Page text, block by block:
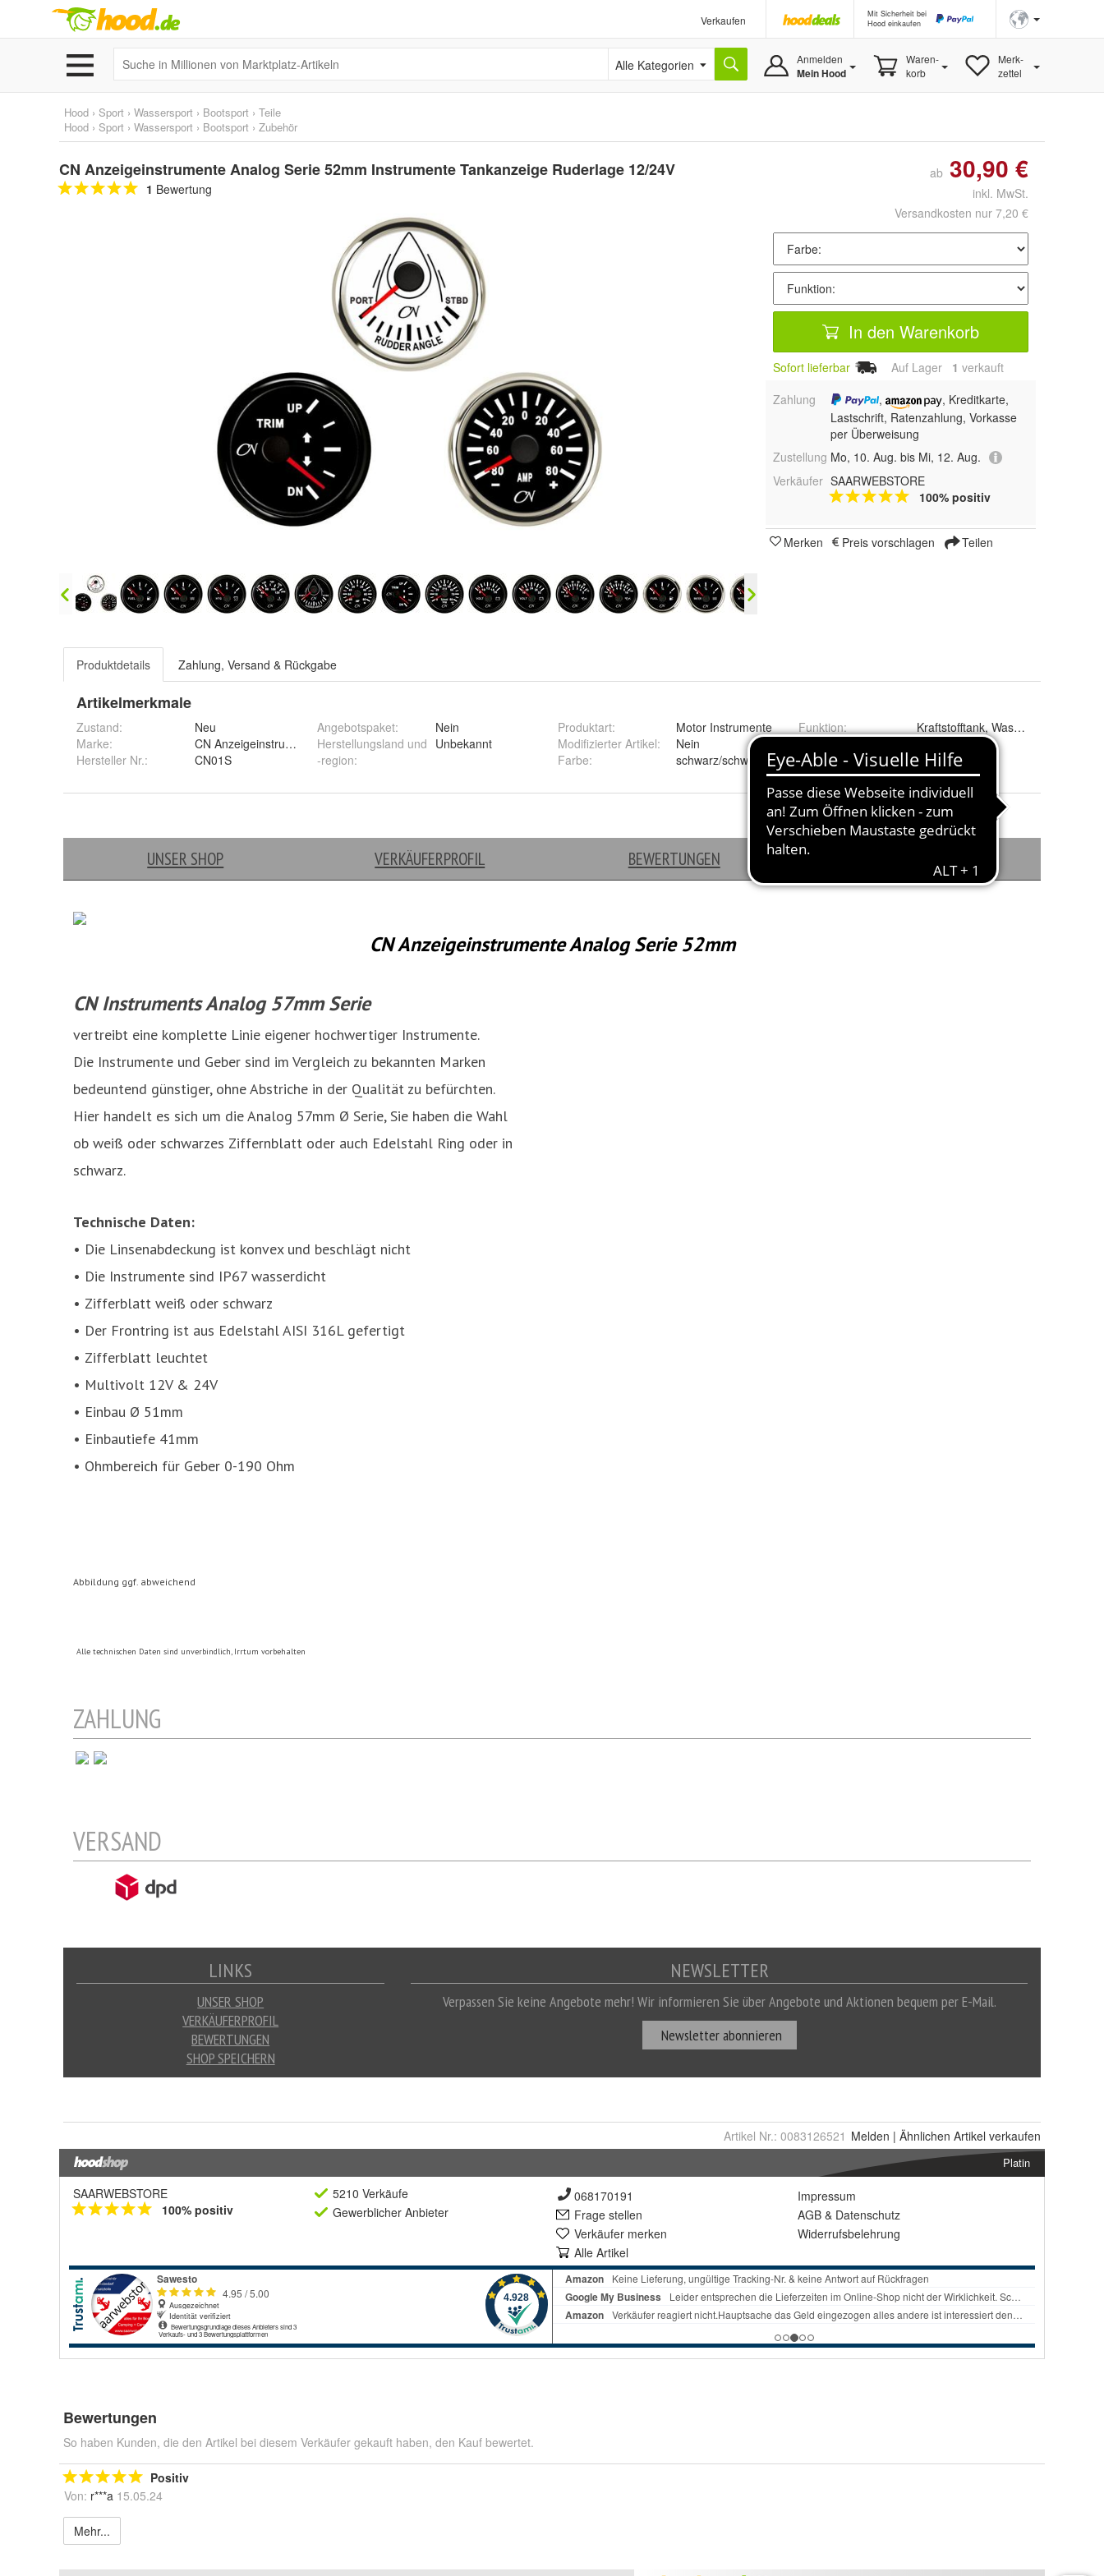
Verkaufen
Mit Sicherheit bei
Hood einkaufen
Alle Kategorien Anmelden
Mein Hood
Waren-
korb
Merk-
zettel
Hood › Sport › Wassersport › Bootsport › Teile
Hood › Sport › Wassersport › Bootsport › Zubehör
CN Anzeigeinstrumente Analog Serie 52mm Instrumente Tankanzeige Ruderlage 12/24V
1 Bewertung
ab 30,90 €
inkl. MwSt.
Versandkosten nur 7,20 €
In den Warenkorb
Sofort lieferbar Auf Lager 1 verkauft
Zahlung
,
, Kreditkarte,
Lastschrift, Ratenzahlung, Vorkasse
per Überweisung
Zustellung Mo, 10. Aug. bis Mi, 12. Aug.
Verkäufer SAARWEBSTORE
100% positiv
Merken Preis vorschlagen Teilen
Produktdetails Zahlung, Versand & Rückgabe
Artikelmerkmale
Zustand:
Neu
Marke:
CN Anzeigeinstrumente
Hersteller Nr.:
CN01S
Angebotspaket:
Nein
Herstellungsland und
-region:
Unbekannt
Produktart:
Motor Instrumente
Modifizierter Artikel:
Nein
Farbe: schwarz/schwarz, schwarz/chrom und weiß/chrom
Funktion: Kraftstofftank, Wassertank,
Artikel Nr.: 0083126521 Melden | Ähnlichen Artikel verkaufen
Platin
SAARWEBSTORE
100% positiv
5210 Verkäufe
Gewerblicher Anbieter
068170191
Frage stellen
Verkäufer merken
Alle Artikel
Impressum
AGB & Datenschutz
Widerrufsbelehrung
Bewertungen
So haben Kunden, die den Artikel bei diesem Verkäufer gekauft haben, den Kauf bewertet.
Positiv
Von: r***a 15.05.24
Mehr...